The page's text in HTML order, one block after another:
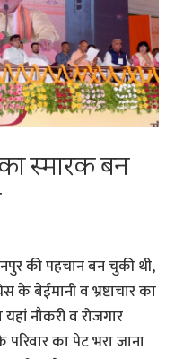
स्मारक बन
की पहचान बन चुकी थी,
के बेईमानी व भ्रष्टाचार का
नौकरी व रोजगार
परिवार का पेट भरा जाना